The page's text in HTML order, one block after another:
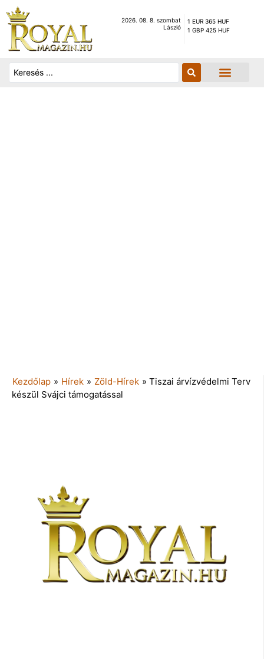
2026. 08. 8. szombat
László
1 EUR 365 HUF
1 GBP 425 HUF
Kezdőlap » Hírek » Zöld-Hírek » Tiszai árvízvédelmi Terv
készül Svájci támogatással